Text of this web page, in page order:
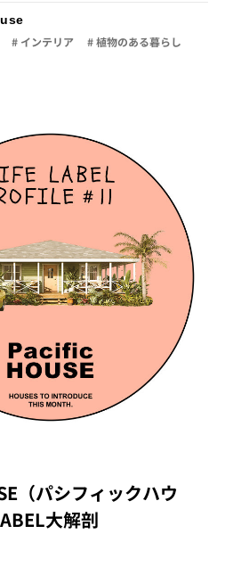
# インテリア # 植物のある暮らし
（パシフィックハウ
大解剖